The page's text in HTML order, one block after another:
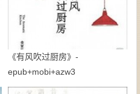
《有风吹过厨房》-
epub+mobi+azw3